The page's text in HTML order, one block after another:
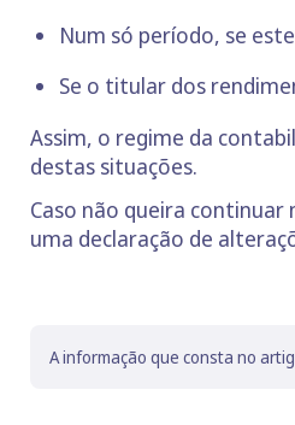
Num só período, se
Se o titular dos
Assim, o regime da
destas situações.
Caso não queira
uma declaração de
A informação que consta no